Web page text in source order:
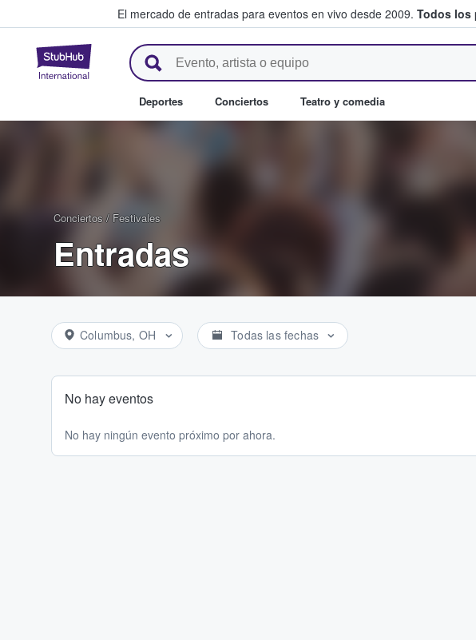
El mercado de entradas para eventos en vivo desde 2009. Todos los
StubHub: compra y venta de entradas entre
Deportes Conciertos Teatro y comedia
Conciertos / Festivales
Entradas
Columbus, OH Todas las fechas
No hay eventos
No hay ningún evento próximo por ahora.